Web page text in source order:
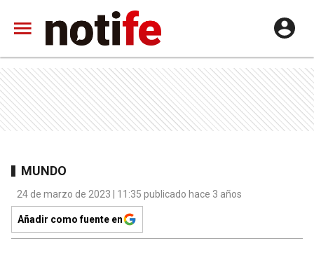
MUNDO
24 de marzo de 2023 | 11:35 publicado hace 3 años
Añadir como fuente en